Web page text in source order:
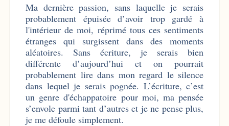
Ma dernière passion, sans laquelle je serais
probablement épuisée d’avoir trop gardé à
l'intérieur de moi, réprimé tous ces sentiments
étranges qui surgissent dans des moments
aléatoires. Sans écriture, je serais bien
différente d’aujourd’hui et on pourrait
probablement lire dans mon regard le silence
dans lequel je serais pognée. L’écriture, c’est
un genre d'échappatoire pour moi, ma pensée
s’envole parmi tant d’autres et je ne pense plus,
je me défoule simplement.